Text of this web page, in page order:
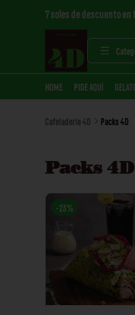
7 soles de descuento en
HOME PIDE AQUÍ
Cafeladeria 4D Packs 4D
Packs 4D
-23%